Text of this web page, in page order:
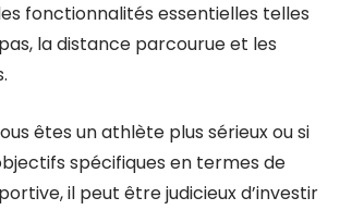
fonctionnalités essentielles telles
la distance parcourue et les
êtes un athlète plus sérieux ou si
spécifiques en termes de
il peut être judicieux d’investir